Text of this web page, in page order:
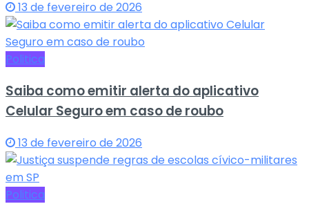
13 de fevereiro de 2026
Politica
Saiba como emitir alerta do aplicativo
Celular Seguro em caso de roubo
13 de fevereiro de 2026
Politica